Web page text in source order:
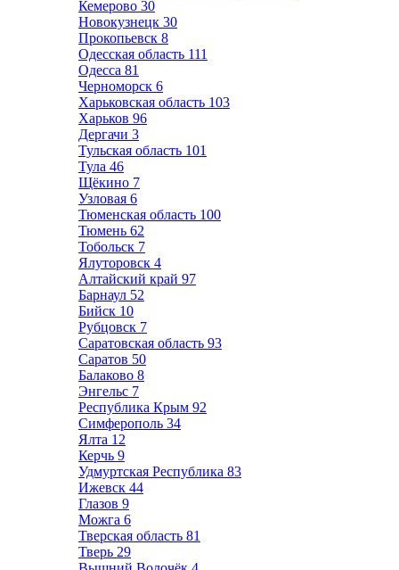
Кемерово 30
Новокузнецк 30
Прокопьевск 8
Одесская область 111
Одесса 81
Черноморск 6
Харьковская область 103
Харьков 96
Дергачи 3
Тульская область 101
Тула 46
Щёкино 7
Узловая 6
Тюменская область 100
Тюмень 62
Тобольск 7
Ялуторовск 4
Алтайский край 97
Барнаул 52
Бийск 10
Рубцовск 7
Саратовская область 93
Саратов 50
Балаково 8
Энгельс 7
Республика Крым 92
Симферополь 34
Ялта 12
Керчь 9
Удмуртская Республика 83
Ижевск 44
Глазов 9
Можга 6
Тверская область 81
Тверь 29